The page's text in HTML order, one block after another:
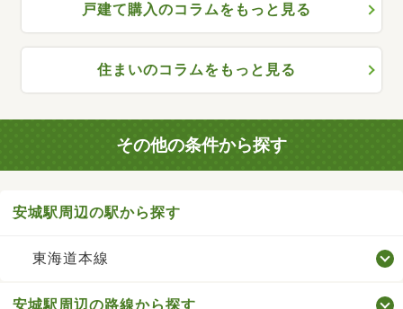
戸建て購入のコラムをもっと見る
住まいのコラムをもっと見る
その他の条件から探す
安城駅周辺の駅から探す
東海道本線
安城駅周辺の路線から探す